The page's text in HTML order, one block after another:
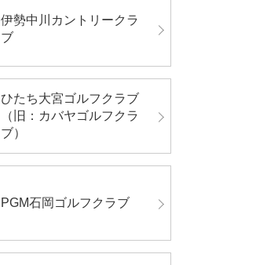
伊勢中川カントリークラ
ブ
ひたち大宮ゴルフクラブ
（旧：カバヤゴルフクラ
ブ）
PGM石岡ゴルフクラブ